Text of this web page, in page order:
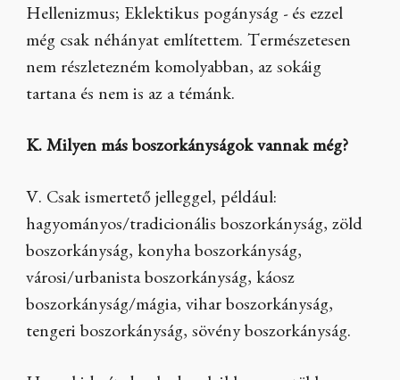
Hellenizmus; Eklektikus pogányság - és ezzel
még csak néhányat említettem. Természetesen
nem részletezném komolyabban, az sokáig
tartana és nem is az a témánk.
K. Milyen más boszorkányságok vannak még?
V. Csak ismertető jelleggel, például:
hagyományos/tradicionális boszorkányság, zöld
boszorkányság, konyha boszorkányság,
városi/urbanista boszorkányság, káosz
boszorkányság/mágia, vihar boszorkányság,
tengeri boszorkányság, sövény boszorkányság.